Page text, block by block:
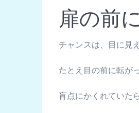
扉の前
チャンスは、目に見
たとえ目の前に転が
盲点にかくれていた